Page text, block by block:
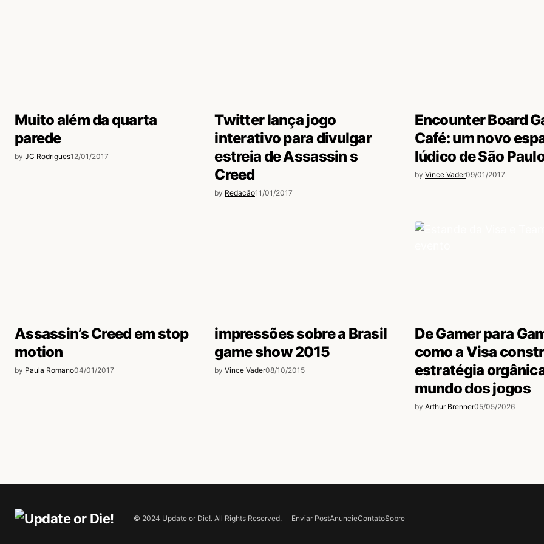
João Albuquerque Dos Santos
Acesse para responder
Muito além da quarta
parede
by JC Rodrigues12/01/2017
Twitter lança jogo
interativo para divulgar
estreia de Assassin s
Creed
by Redação11/01/2017
Encounter Board
Café: um novo
lúdico de São
by Vince Vader09/01/2017
Assassin’s Creed em stop
motion
by Paula Romano04/01/2017
impressões sobre a Brasil
game show 2015
by Vince Vader08/10/2015
De Gamer para
como a Visa
estratégia
mundo dos jogos
by Arthur Brenner05/05/2026
© 2024 Update or Die!. All Rights Reserved. Enviar PostAnuncieContatoSobre